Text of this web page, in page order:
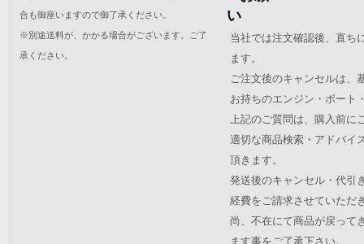
合も御座いますので御了承ください。
※別途送料が、かかる場合がございます。ご了
承ください。
当社では注文確認後、直ち
ます。
ご注文後のキャンセルは、
お持ちのエンジン・ボート
上記のご質問は、購入前に
適切な商品検索・アドバイ
頂きます。
発送後のキャンセル・代引
経費をご請求させていただ
尚、不在にて商品が戻って
ます事をご了承下さい。